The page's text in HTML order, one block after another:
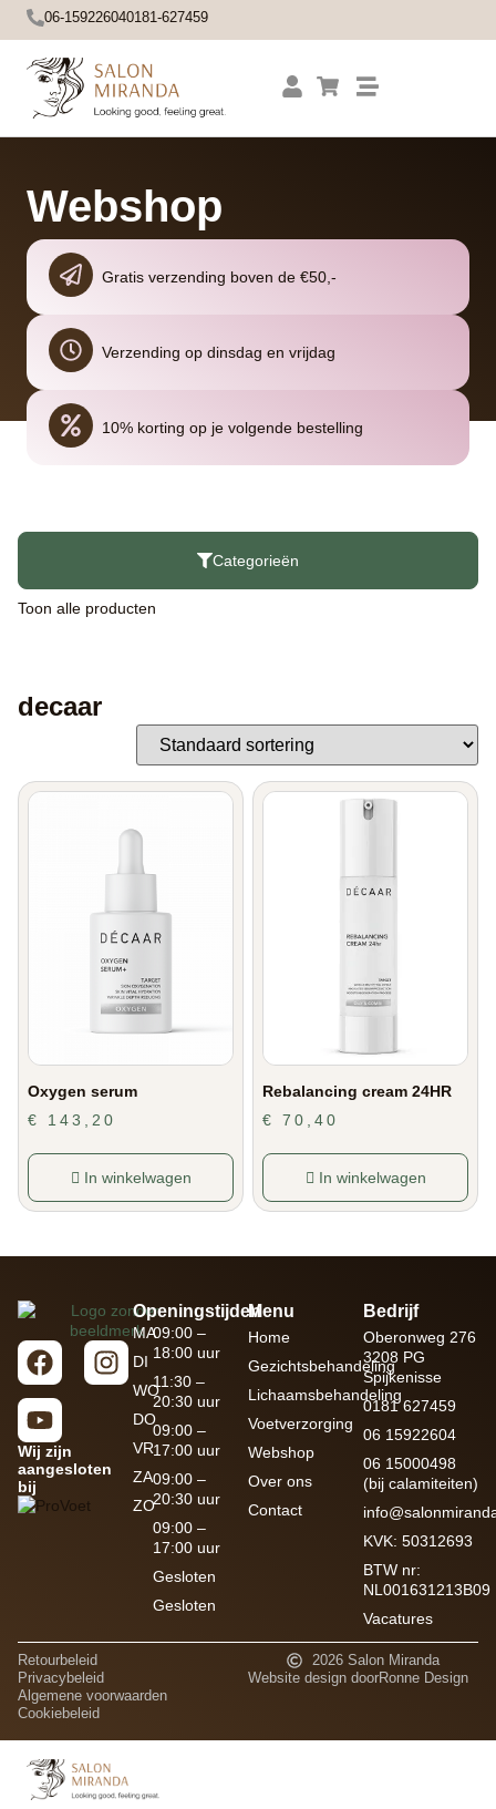
06-159226040181-627459
Webshop
Gratis verzending boven de €50,-
Verzending op dinsdag en vrijdag
10% korting op je volgende bestelling
Categorieën
Toon alle producten
decaar
Oxygen serum
€
143,20
In winkelwagen
Rebalancing cream 24HR
€
70,40
In winkelwagen
Wij zijn
aangesloten
bij
Openingstijden
MA
DI
WO
DO
VR
ZA
ZO
09:00 –
18:00 uur
11:30 –
20:30 uur
09:00 –
17:00 uur
09:00 –
20:30 uur
09:00 –
17:00 uur
Gesloten
Gesloten
Menu
Home
Gezichtsbehandeling
Lichaamsbehandeling
Voetverzorging
Webshop
Over ons
Contact
Bedrijf
Oberonweg 276
3208 PG
Spijkenisse
0181 627459
06 15922604
06 15000498
(bij calamiteiten)
KVK: 50312693
BTW nr:
NL001631213B09
Vacatures
2026 Salon Miranda
Website design doorRonne Design
Retourbeleid
Privacybeleid
Algemene voorwaarden
Cookiebeleid